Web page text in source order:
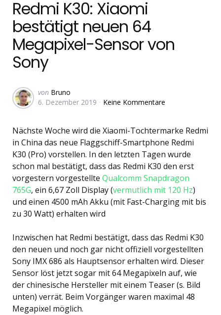
Redmi K30: Xiaomi
bestätigt neuen 64
Megapixel-Sensor von
Sony
Geschrieben
von
von Bruno
6. Dezember 2019
Keine Kommentare
Nächste Woche wird die Xiaomi-Tochtermarke Redmi
in China das neue Flaggschiff-Smartphone Redmi
K30 (Pro) vorstellen. In den letzten Tagen wurde
schon mal bestätigt, dass das Redmi K30 den erst
vorgestern vorgestellte Qualcomm Snapdragon
765G, ein 6,67 Zoll Display (vermutlich mit 120 Hz)
und einen 4500 mAh Akku (mit Fast-Charging mit bis
zu 30 Watt) erhalten wird
Inzwischen hat Redmi bestätigt, dass das Redmi K30
den neuen und noch gar nicht offiziell vorgestellten
Sony IMX 686 als Hauptsensor erhalten wird. Dieser
Sensor löst jetzt sogar mit 64 Megapixeln auf, wie
der chinesische Hersteller mit einem Teaser (s. Bild
unten) verrät. Beim Vorgänger waren maximal 48
Megapixel möglich.